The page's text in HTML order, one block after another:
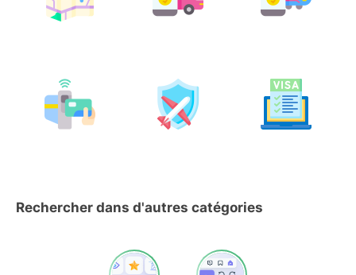
Rechercher dans d'autres catégories